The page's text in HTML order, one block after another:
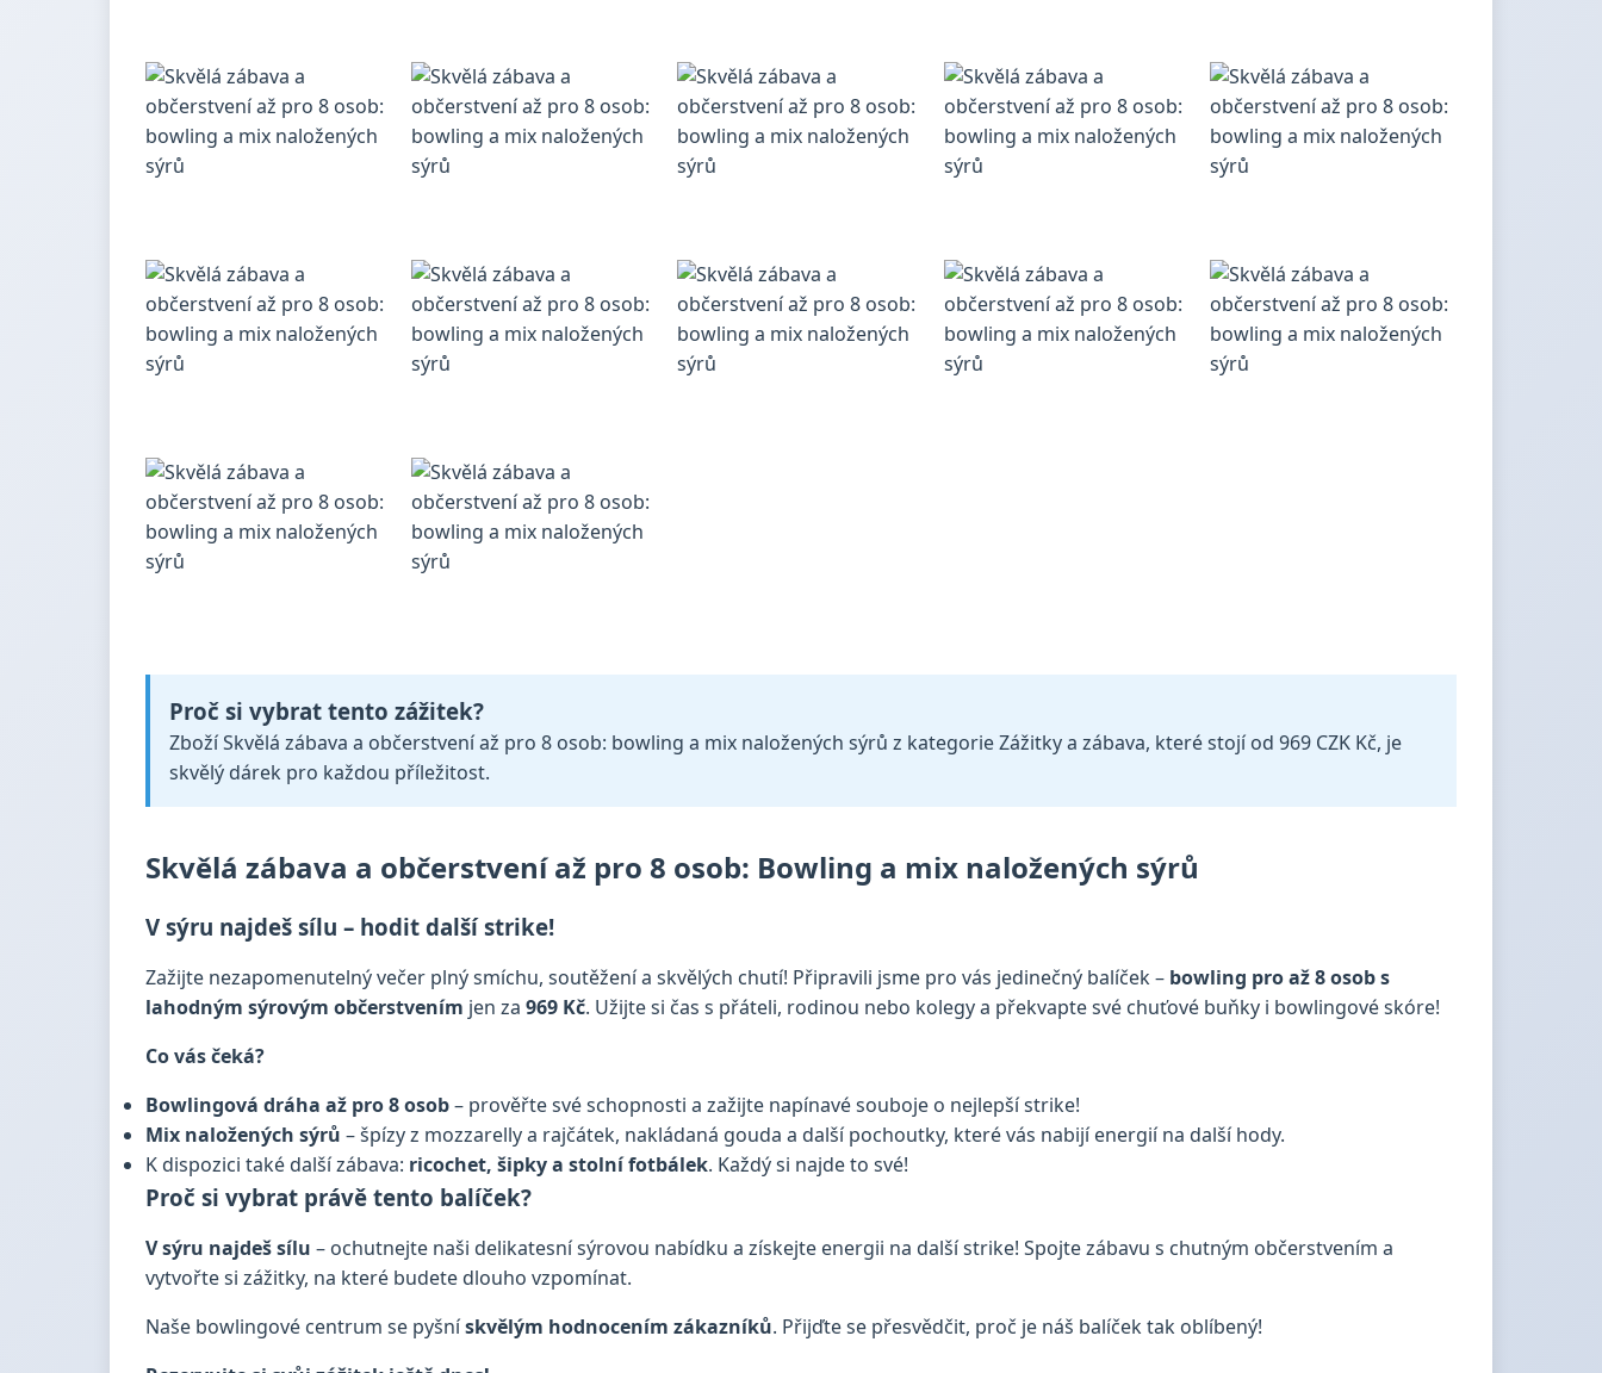
Proč si vybrat tento zážitek?
Zboží Skvělá zábava a občerstvení až pro 8 osob: bowling a mix naložených sýrů z kategorie Zážitky a zábava, které stojí od 969 CZK Kč, je
skvělý dárek pro každou příležitost.
Skvělá zábava a občerstvení až pro 8 osob: Bowling a mix naložených sýrů
V sýru najdeš sílu – hodit další strike!
Zažijte nezapomenutelný večer plný smíchu, soutěžení a skvělých chutí! Připravili jsme pro vás jedinečný balíček – bowling pro až 8 osob s
lahodným sýrovým občerstvením jen za 969 Kč. Užijte si čas s přáteli, rodinou nebo kolegy a překvapte své chuťové buňky i bowlingové skóre!
Co vás čeká?
Bowlingová dráha až pro 8 osob– prověřte své schopnosti a zažijte napínavé souboje o nejlepší strike!
Mix naložených sýrů – špízy z mozzarelly a rajčátek, nakládaná gouda a další pochoutky, které vás nabijí energií na další hody.
K dispozici také další zábava: ricochet, šipky a stolní fotbálek. Každý si najde to své!
Proč si vybrat právě tento balíček?
V sýru najdeš sílu – ochutnejte naši delikatesní sýrovou nabídku a získejte energii na další strike! Spojte zábavu s chutným občerstvením a
vytvořte si zážitky, na které budete dlouho vzpomínat.
Naše bowlingové centrum se pyšnískvělým hodnocením zákazníků. Přijďte se přesvědčit, proč je náš balíček tak oblíbený!